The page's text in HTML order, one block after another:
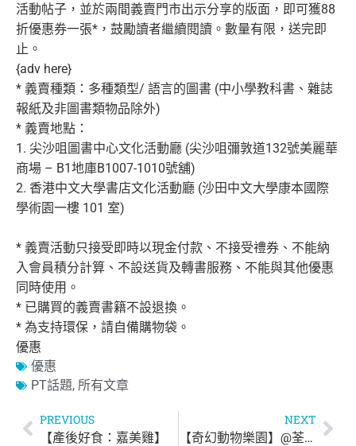
活動帖子， 並於兩間義賣門市出示分享的版面，即可獲88
折優惠券一張*， 鼓勵讀者繼續閱讀。數量有限，送完即
止。
{adv here}
* 義賣種類：多種類型/ 語言的圖書 (中小學教科書、雜誌
報紙及非圖書類物品除外)
* 義賣地點：
1. 尖沙咀圖書中心文化活動廳 (尖沙咀彌敦道132號美麗華
商場 – B1地庫B1007-1010號舖)
2. 香港中文大學書店文化活動廳 (沙田中文大學康本國際
學術園一樓 101 室)
* 義賣活動只接受即時以現金付款、不接受禮券、 不能納
入會員積分計算、不設送貨及轉書服務、 不能與其他優惠
同時使用。
* 已購買的義賣書籍不設退換。
* 為支持環保，請自備購物袋。
優惠
優惠
PT話題, 所有文章
PREVIOUS
【產後好食：嘉美雞】
NEXT
【奇幻動物樂園】@荃新天地